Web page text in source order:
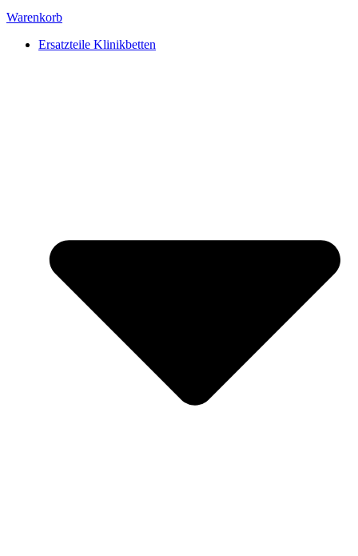
Warenkorb
Ersatzteile Klinikbetten